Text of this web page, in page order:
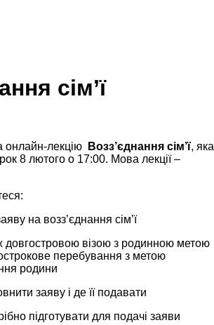
сім’ї
лекцію
Возз’єднання сім’ї, яка
8 лютого о 17:00. Мова лекції –
:
на возз’єднання сім’ї
довгостровою візою з родинною метою
перебування з метою
родини
заяву і де її подавати
підготувати для подачі заяви